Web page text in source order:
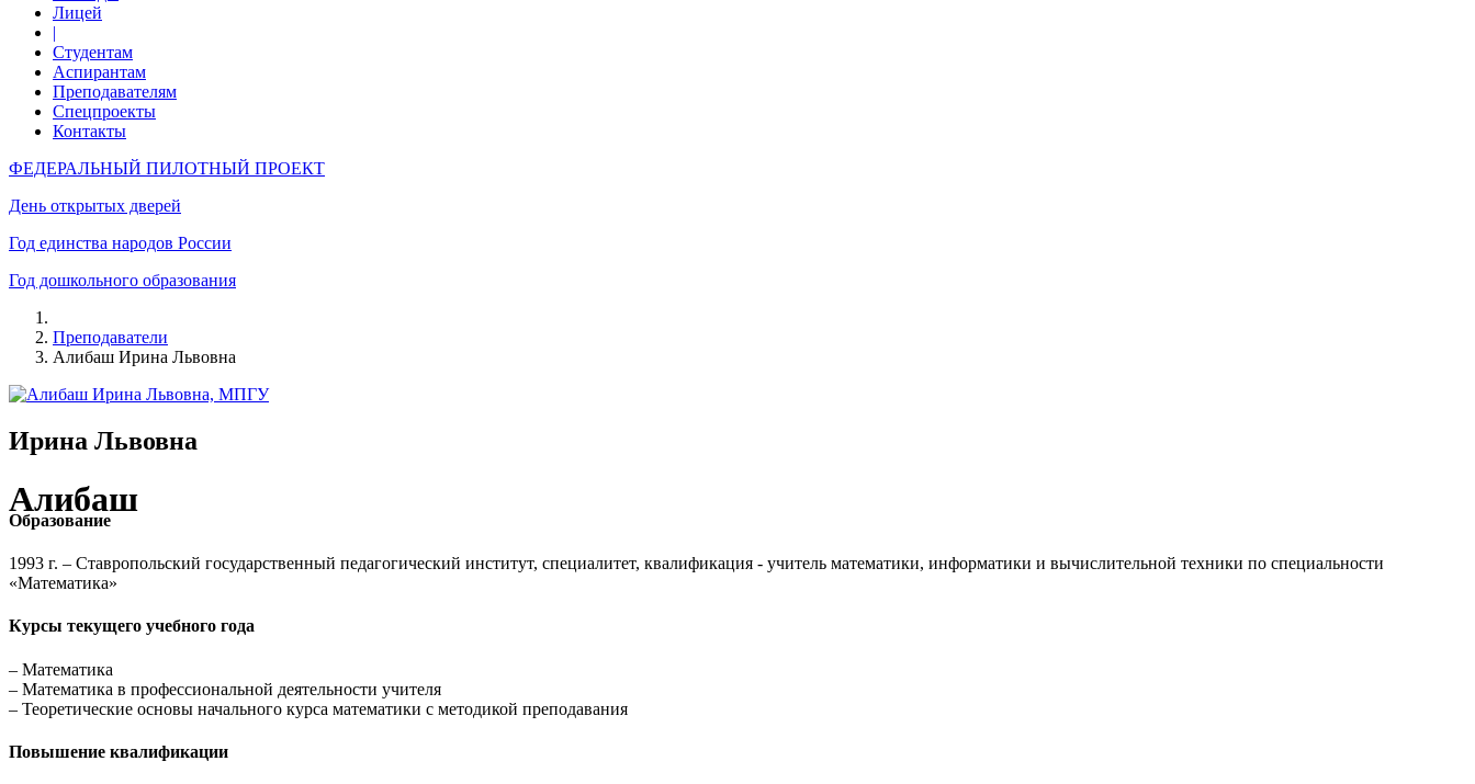
Лицей
|
Студентам
Аспирантам
Преподавателям
Спецпроекты
Контакты
ФЕДЕРАЛЬНЫЙ ПИЛОТНЫЙ ПРОЕКТ
День открытых дверей
Год единства народов России
Год дошкольного образования
Преподаватели
Алибаш Ирина Львовна
Ирина Львовна
Алибаш
Образование
1993 г. – Ставропольский государственный педагогический институт, специалитет, квалификация - учитель математики, информатики и вычислительной техники по специальности
«Математика»
Курсы текущего учебного года
– Математика
– Математика в профессиональной деятельности учителя
– Теоретические основы начального курса математики с методикой преподавания
Повышение квалификации